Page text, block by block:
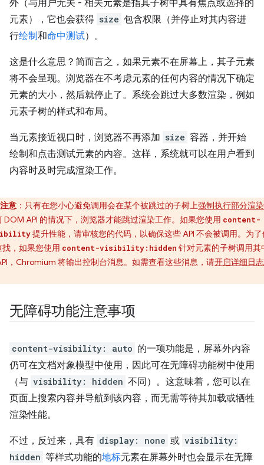
外（与用户无关 - 相关元素是指其子树中具有焦点或选择的
元素），它也会获得 size 包含权限（并停止对其内容进
行绘制和命中测试）。
这是什么意思？简而言之，如果元素不在屏幕上，其子元素
将不会呈现。浏览器在不考虑元素的任何内容的情况下确定
元素的大小，然后就停止了。系统会跳过大多数渲染，例如
元素子树的样式和布局。
当元素接近视口时，浏览器不再添加 size 容器，并开始
绘制和点击测试元素的内容。这样，系统就可以在用户看到
内容时及时完成渲染工作。
注意 ：只有在您小心避免调用会在某个被跳过的子树上强制执行部分渲染
DOM API 的情况下，浏览器才能跳过渲染工作。如果您使用 content-
提升性能，请审核您的代码，以确保这些 API 不会被调用。为
找，如果您使用 content-visibility:hidden 针对元素的子树调用其
，Chromium 将输出控制台消息。如需查看这些消息，请开启详细日
无障碍功能注意事项
content-visibility: auto 的一项功能是，屏幕外内容
仍可在文档对象模型中使用，因此可在无障碍功能树中使用
（与 visibility: hidden 不同）。这意味着，您可以在
页面上搜索内容并导航到该内容，而无需等待其加载或牺牲
渲染性能。
不过，反过来，具有 display: none 或 visibility:
hidden 等样式功能的地标元素在屏幕外时也会显示在无障